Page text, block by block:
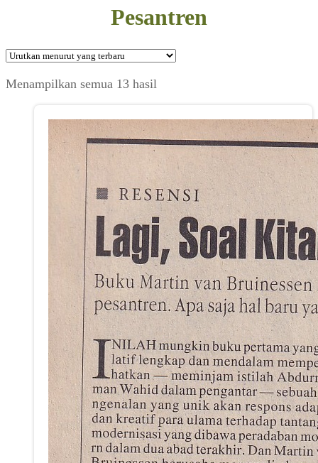
Pesantren
Menampilkan semua 13 hasil
yang
terbaru